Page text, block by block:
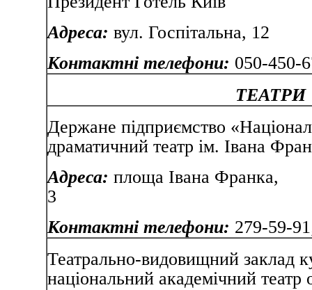
Адреса: вул. Госпітальна, 12
Контактні телефони: 050-450-
ТЕАТРИ
Держане підприємство
драматичний театр ім. Івана
Адреса: площа Івана Франка,
3
Контактні телефони: 279-59-
Театрально-видовищний заклад
національний академічний